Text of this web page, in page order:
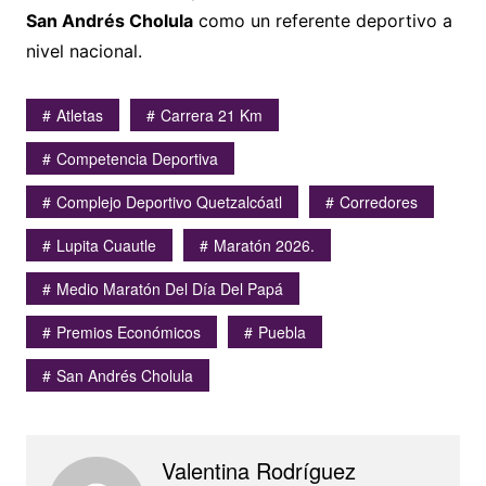
San Andrés Cholulacomo un referente deportivo a
nivel nacional.
Atletas
Carrera 21 Km
Competencia Deportiva
Complejo Deportivo Quetzalcóatl
Corredores
Lupita Cuautle
Maratón 2026.
Medio Maratón Del Día Del Papá
Premios Económicos
Puebla
San Andrés Cholula
Valentina Rodríguez